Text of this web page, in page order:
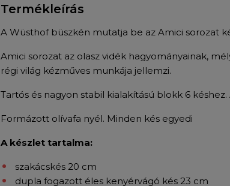
Termékleírás
A Wüsthof büszkén mutatja be az Amici sorozat
Amici sorozat az olasz vidék hagyományainak,
régi világ kézműves munkája jellemzi.
Tartós és nagyon stabil kialakítású blokk 6
Formázott olívafa nyél. Minden kés egyedi
A készlet tartalma:
szakácskés 20 cm
dupla fogazott éles kenyérvágó kés 23 cm